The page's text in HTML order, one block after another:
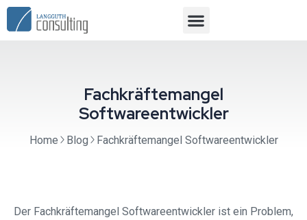
Fachkräftemangel
Softwareentwickler
Home Blog Fachkräftemangel Softwareentwickler
Der Fachkräftemangel Softwareentwickler ist ein Problem,